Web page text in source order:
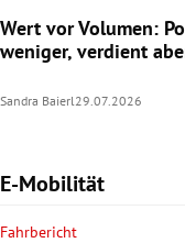
Wert vor Volumen:
weniger, verdient
Sandra Baierl 29.07.2026
E-Mobilität
Fahrbericht